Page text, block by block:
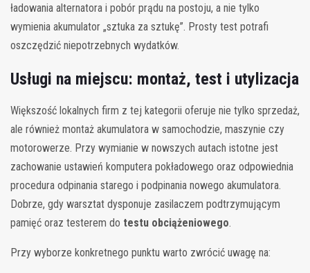
ładowania alternatora i pobór prądu na postoju, a nie tylko
wymienia akumulator „sztuka za sztukę”. Prosty test potrafi
oszczędzić niepotrzebnych wydatków.
Usługi na miejscu: montaż, test i utylizacja
Większość lokalnych firm z tej kategorii oferuje nie tylko sprzedaż,
ale również montaż akumulatora w samochodzie, maszynie czy
motorowerze. Przy wymianie w nowszych autach istotne jest
zachowanie ustawień komputera pokładowego oraz odpowiednia
procedura odpinania starego i podpinania nowego akumulatora.
Dobrze, gdy warsztat dysponuje zasilaczem podtrzymującym
pamięć oraz testerem do testu obciążeniowego.
Przy wyborze konkretnego punktu warto zwrócić uwagę na: